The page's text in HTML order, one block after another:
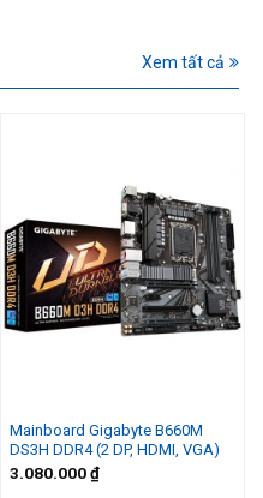
Xem tất cả
Mainboard Gigabyte B660M
DS3H DDR4 (2 DP, HDMI, VGA)
3.080.000₫